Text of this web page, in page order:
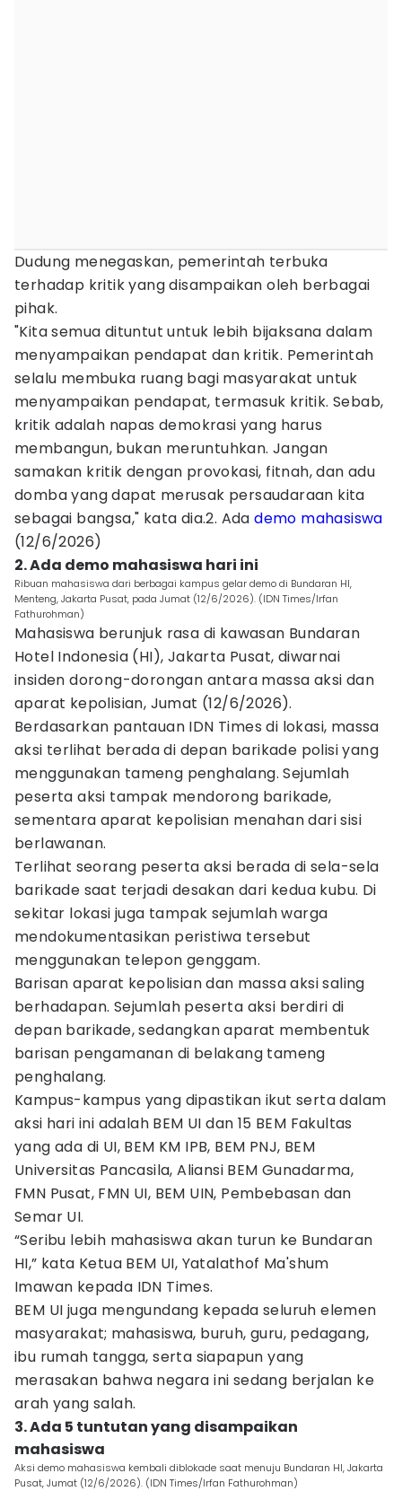
Dudung menegaskan, pemerintah terbuka
terhadap kritik yang disampaikan oleh berbagai
pihak.
"Kita semua dituntut untuk lebih bijaksana dalam
menyampaikan pendapat dan kritik. Pemerintah
selalu membuka ruang bagi masyarakat untuk
menyampaikan pendapat, termasuk kritik. Sebab,
kritik adalah napas demokrasi yang harus
membangun, bukan meruntuhkan. Jangan
samakan kritik dengan provokasi, fitnah, dan adu
domba yang dapat merusak persaudaraan kita
sebagai bangsa," kata dia.2. Adademo mahasiswa
(12/6/2026)
2. Ada demo mahasiswa hari ini
Ribuan mahasiswa dari berbagai kampus gelar demo di Bundaran HI,
Menteng, Jakarta Pusat, pada Jumat (12/6/2026). (IDN Times/Irfan
Fathurohman)
Mahasiswa berunjuk rasa di kawasan Bundaran
Hotel Indonesia (HI), Jakarta Pusat, diwarnai
insiden dorong-dorongan antara massa aksi dan
aparat kepolisian, Jumat (12/6/2026).
Berdasarkan pantauan IDN Times di lokasi, massa
aksi terlihat berada di depan barikade polisi yang
menggunakan tameng penghalang. Sejumlah
peserta aksi tampak mendorong barikade,
sementara aparat kepolisian menahan dari sisi
berlawanan.
Terlihat seorang peserta aksi berada di sela-sela
barikade saat terjadi desakan dari kedua kubu. Di
sekitar lokasi juga tampak sejumlah warga
mendokumentasikan peristiwa tersebut
menggunakan telepon genggam.
Barisan aparat kepolisian dan massa aksi saling
berhadapan. Sejumlah peserta aksi berdiri di
depan barikade, sedangkan aparat membentuk
barisan pengamanan di belakang tameng
penghalang.
​Kampus-kampus yang dipastikan ikut serta dalam
aksi hari ini adalah BEM UI dan 15 BEM Fakultas
yang ada di UI, BEM KM IPB, BEM PNJ, BEM
Universitas Pancasila, Aliansi BEM Gunadarma,
FMN Pusat, FMN UI, BEM UIN, Pembebasan dan
Semar UI.
“Seribu lebih mahasiswa akan turun ke Bundaran
HI,” kata Ketua BEM UI, Yatalathof Ma'shum
Imawan kepada IDN Times.
BEM UI juga mengundang kepada seluruh elemen
masyarakat; mahasiswa, buruh, guru, pedagang,
ibu rumah tangga, serta siapapun yang
merasakan bahwa negara ini sedang berjalan ke
arah yang salah.
3. Ada 5 tuntutan yang disampaikan
mahasiswa
Aksi demo mahasiswa kembali diblokade saat menuju Bundaran HI, Jakarta
Pusat, Jumat (12/6/2026). (IDN Times/Irfan Fathurohman)